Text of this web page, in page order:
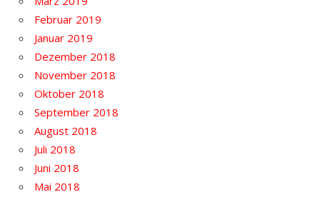
Februar 2019
Januar 2019
Dezember 2018
November 2018
Oktober 2018
September 2018
August 2018
Juli 2018
Juni 2018
Mai 2018